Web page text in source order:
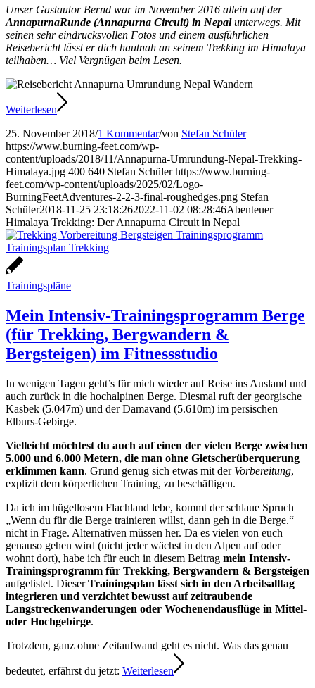
Unser Gastautor Bernd war im November 2016 allein auf der
AnnapurnaRunde (Annapurna Circuit) in Nepalunterwegs. Mit
seinen sehr eindrucksvollen Fotos und einem ausführlichen
Reisebericht lässt er dich hautnah an seinem Trekking im Himalaya
teilhaben… Viel Vergnügen beim Lesen.
Weiterlesen
25. November 2018/1 Kommentar/von Stefan Schüler
https://www.burning-feet.com/wp-
content/uploads/2018/11/Annapurna-Umrundung-Nepal-Trekking-
Himalaya.jpg 400 640 Stefan Schüler https://www.burning-
feet.com/wp-content/uploads/2025/02/Logo-
BurningFeetAdventures-2-2-3-final-roughedges.png Stefan
Schüler2018-11-25 23:18:262022-11-02 08:28:46Abenteuer
Himalaya Trekking: Der Annapurna Circuit in Nepal
Trainingspläne
Mein Intensiv-Trainingsprogramm Berge
(für Trekking, Bergwandern &
Bergsteigen) im Fitnessstudio
In wenigen Tagen geht’s für mich wieder auf Reise ins Ausland und
auch zurück in die hochalpinen Berge. Diesmal ruft der georgische
Kasbek (5.047m) und der Damavand (5.610m) im persischen
Elburs-Gebirge.
Vielleicht möchtest du auch auf einen der vielen Berge zwischen
5.000 und 6.000 Metern, die man ohne Gletscherüberquerung
erklimmen kann. Grund genug sich etwas mit der Vorbereitung,
explizit dem körperlichen Training, zu beschäftigen.
Da ich im hügellosem Flachland lebe, kommt der schlaue Spruch
„Wenn du für die Berge trainieren willst, dann geh in die Berge.“
nicht in Frage. Alternativen müssen her. Da es vielen von euch
genauso gehen wird (nicht jeder wächst in den Alpen auf oder
wohnt dort), habe ich für euch in diesem Beitrag mein Intensiv-
Trainingsprogramm für Trekking, Bergwandern & Bergsteigen
aufgelistet. DieserTrainingsplan lässt sich in den Arbeitsalltag
integrieren und verzichtet bewusst auf zeitraubende
Langstreckenwanderungen oder Wochenendausflüge in Mittel-
oder Hochgebirge.
Trotzdem, ganz ohne Zeitaufwand geht es nicht. Was das genau
bedeutet, erfährst du jetzt: Weiterlesen